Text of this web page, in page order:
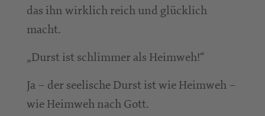
das ihn wirklich reich und glücklich
macht.
„Durst ist schlimmer als Heimweh!“
Ja – der seelische Durst ist wie Heimweh –
wie Heimweh nach Gott.